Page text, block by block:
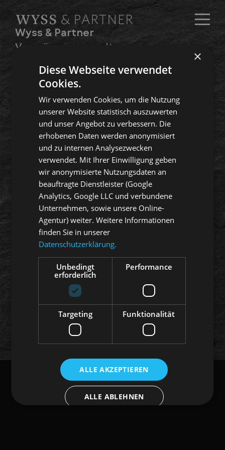
Wyss & Partner
Vermögensverwaltung
Über uns
Angebot
Xantos
English
Mitglied
Reguliert durch die
FINMA
© Wyss & Partner Vermögensverwaltung
und Anlageberatung AG 2022
×
Diese Webseite verwendet
Cookies.
Wir verwenden Cookies, um die Nutzung
unserer Website statistisch auszuwerten
und unser Angebot zu verbessern. Die
erhobenen Daten werden anonymisiert
und zu internen Analysezwecken
verwendet. Mit Ihrer Einwilligung geben
wir anonymisierte Nutzungsdaten an
beauftragte Dienstleister (Google
Analytics, Google LLC und verbundene
Unternehmen, sowie unsere Online-
Agentur) weiter. Weitere Informationen
finden Sie in unserer
Datenschutzerklärung.
Unbedingt
erforderlich
Performance
Targeting Funktionalität
ALLE AKZEPTIEREN
ALLE ABLEHNEN